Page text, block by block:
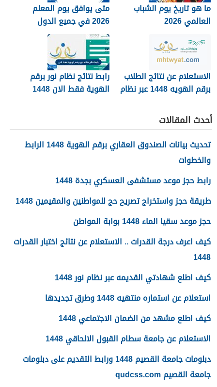
ما هو تاريخ يوم الشباب
العالمي 2026
متى يوافق يوم المعلم
2026 في جميع الدول
العربية
الاستعلام عن نتائج الطلاب
برقم الهويه 1448 عبر نظام
رابط نتائج نظام نور برقم
الهوية فقط الان 1448
أحدث المقالات
تحديث بيانات الصندوق العقاري برقم الهوية 1448 الرابط
والخطوات
رابط حجز موعد مستشفى العسكري بجدة 1448
طريقة حجز واستخراج تصريح حج للمواطنين والمقيمين 1448
حجز موعد سقيا الماء 1448 بوابة المواطن
كيف اعرف درجة القدرات .. الاستعلام عن نتائج اختبار القدرات
1448
كيف اطلع شهادتي القديمه عبر نظام نور 1448
استعلام عن استماره منتهيه 1448 وطرق تجديدها
كيف اطلع مشهد من الضمان الاجتماعي 1448
الاستعلام عن جامعة سطام القبول الالحاقي 1448
دبلومات جامعة القصيم 1448 ورابط التقديم على دبلومات
جامعة القصيم qudcss.com